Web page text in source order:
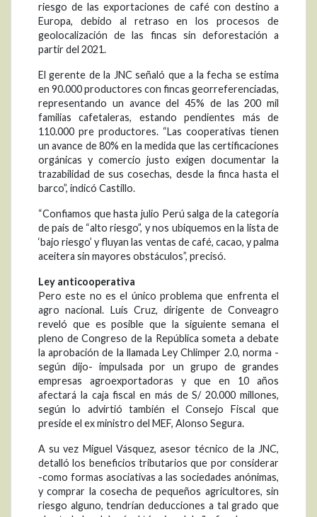
riesgo de las exportaciones de café con destino a
Europa, debido al retraso en los procesos de
geolocalización de las fincas sin deforestación a
partir del 2021.
El gerente de la JNC señaló que a la fecha se estima
en 90.000 productores con fincas georreferenciadas,
representando un avance del 45% de las 200 mil
familias cafetaleras, estando pendientes más de
110.000 pre productores. “Las cooperativas tienen
un avance de 80% en la medida que las certificaciones
orgánicas y comercio justo exigen documentar la
trazabilidad de sus cosechas, desde la finca hasta el
barco”, indicó Castillo.
“Confiamos que hasta julio Perú salga de la categoría
de pais de “alto riesgo”, y nos ubiquemos en la lista de
‘bajo riesgo’ y fluyan las ventas de café, cacao, y palma
aceitera sin mayores obstáculos”, precisó.
Ley anticooperativa
Pero este no es el único problema que enfrenta el
agro nacional. Luis Cruz, dirigente de Conveagro
reveló que es posible que la siguiente semana el
pleno de Congreso de la República someta a debate
la aprobación de la llamada Ley Chlimper 2.0, norma -
según dijo- impulsada por un grupo de grandes
empresas agroexportadoras y que en 10 años
afectará la caja fiscal en más de S/ 20.000 millones,
según lo advirtió también el Consejo Fiscal que
preside el ex ministro del MEF, Alonso Segura.
A su vez Miguel Vásquez, asesor técnico de la JNC,
detalló los beneficios tributarios que por considerar
-como formas asociativas a las sociedades anónimas,
y comprar la cosecha de pequeños agricultores, sin
riesgo alguno, tendrían deducciones a tal grado que